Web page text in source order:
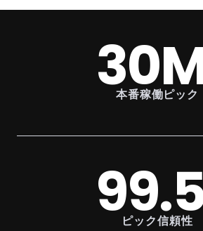
本番稼働ピック
ピック信頼性